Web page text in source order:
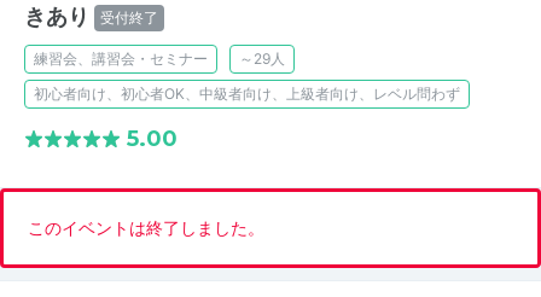
きあり
受付終了
練習会、講習会・セミナー
～29人
初心者向け、初心者OK、中級者向け、上級者向け、レベル問わず
5.00
このイベントは終了しました。